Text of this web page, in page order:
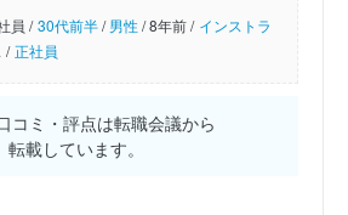
員 / 30代前半/男性/8年前 / インストラ
/ 正社員
コミ・評点は転職会議から
転載しています。